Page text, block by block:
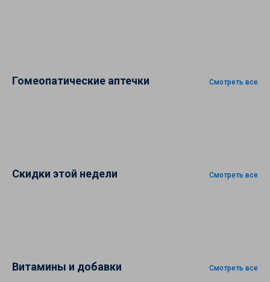
Гомеопатические аптечки Смотреть все
Скидки этой недели Смотреть все
Витамины и добавки Смотреть все